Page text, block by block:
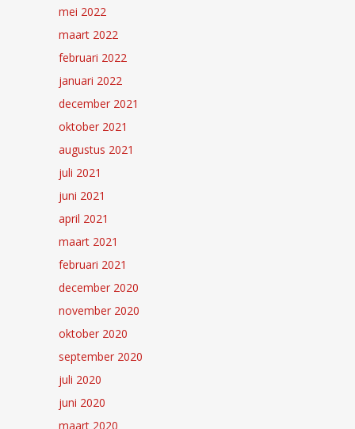
mei 2022
maart 2022
februari 2022
januari 2022
december 2021
oktober 2021
augustus 2021
juli 2021
juni 2021
april 2021
maart 2021
februari 2021
december 2020
november 2020
oktober 2020
september 2020
juli 2020
juni 2020
maart 2020